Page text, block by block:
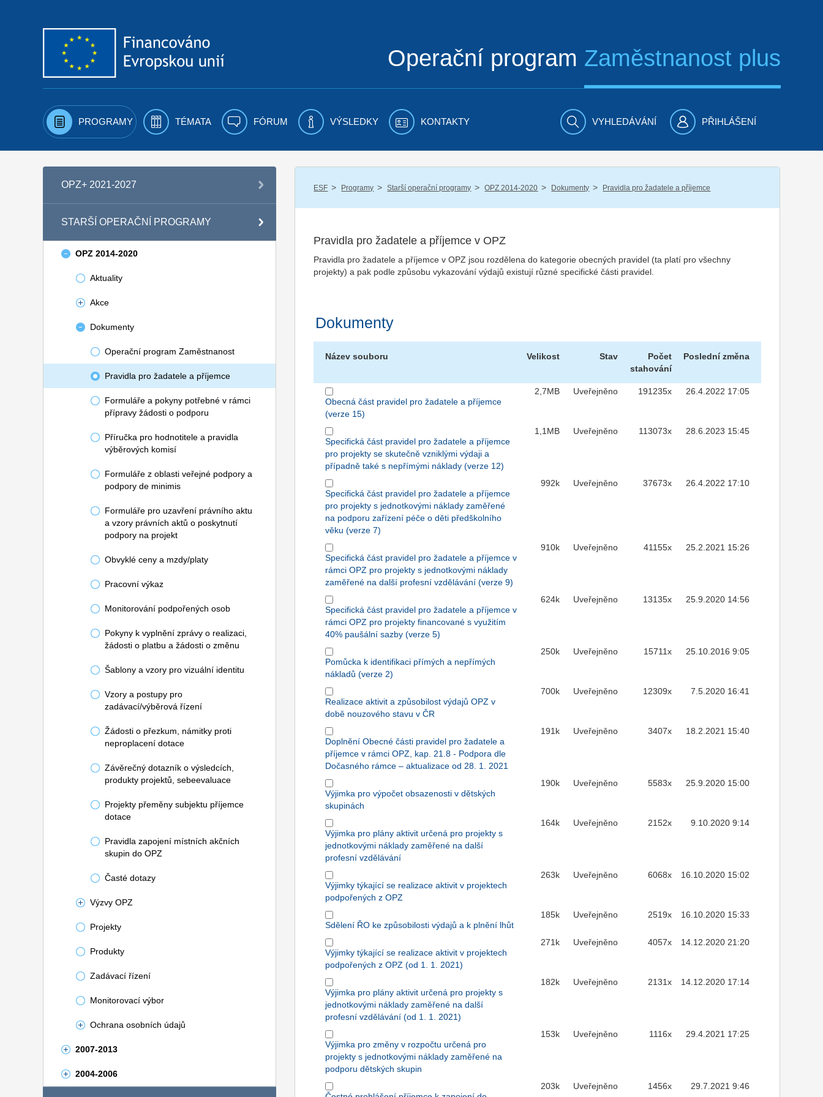
Operační program Zaměstnanost plus
PROGRAMY TÉMATA FÓRUM VÝSLEDKY KONTAKTY VYHLEDÁVÁNÍ PŘIHLÁŠENÍ
OPZ+ 2021-2027
STARŠÍ OPERAČNÍ PROGRAMY
OPZ 2014-2020
Aktuality
Akce
Dokumenty
Operační program Zaměstnanost
Pravidla pro žadatele a příjemce
Formuláře a pokyny potřebné v rámci
přípravy žádosti o podporu
Příručka pro hodnotitele a pravidla
výběrových komisí
Formuláře z oblasti veřejné podpory a
podpory de minimis
Formuláře pro uzavření právního aktu
a vzory právních aktů o poskytnutí
podpory na projekt
Obvyklé ceny a mzdy/platy
Pracovní výkaz
Monitorování podpořených osob
Pokyny k vyplnění zprávy o realizaci,
žádosti o platbu a žádosti o změnu
Šablony a vzory pro vizuální identitu
Vzory a postupy pro
zadávací/výběrová řízení
Žádosti o přezkum, námitky proti
neproplacení dotace
Závěrečný dotazník o výsledcích,
produkty projektů, sebeevaluace
Projekty přeměny subjektu příjemce
dotace
Pravidla zapojení místních akčních
skupin do OPZ
Časté dotazy
Výzvy OPZ
Projekty
Produkty
Zadávací řízení
Monitorovací výbor
Ochrana osobních údajů
2007-2013
2004-2006
ESF / Programy / Starší operační programy / OPZ 2014-2020 / Dokumenty / Pravidla pro žadatele a příjemce
Pravidla pro žadatele a příjemce v OPZ
Pravidla pro žadatele a příjemce v OPZ jsou rozdělena do kategorie obecných pravidel (ta platí pro všechny
projekty) a pak podle způsobu vykazování výdajů existují různé specifické části pravidel.
Dokumenty
Název souboru Velikost Stav
Počet
stahování
Poslední změna
Obecná část pravidel pro žadatele a příjemce
(verze 15)
2,7MB Uveřejněno 191235x 26.4.2022 17:05
Specifická část pravidel pro žadatele a příjemce
pro projekty se skutečně vzniklými výdaji a
případně také s nepřímými náklady (verze 12)
1,1MB Uveřejněno 113073x 28.6.2023 15:45
Specifická část pravidel pro žadatele a příjemce
pro projekty s jednotkovými náklady zaměřené
na podporu zařízení péče o děti předškolního
věku (verze 7)
992k Uveřejněno 37673x 26.4.2022 17:10
Specifická část pravidel pro žadatele a příjemce v
rámci OPZ pro projekty s jednotkovými náklady
zaměřené na další profesní vzdělávání (verze 9)
910k Uveřejněno 41155x 25.2.2021 15:26
Specifická část pravidel pro žadatele a příjemce v
rámci OPZ pro projekty financované s využitím
40% paušální sazby (verze 5)
624k Uveřejněno 13135x 25.9.2020 14:56
Pomůcka k identifikaci přímých a nepřímých
nákladů (verze 2)
250k Uveřejněno 15711x 25.10.2016 9:05
Realizace aktivit a způsobilost výdajů OPZ v
době nouzového stavu v ČR
700k Uveřejněno 12309x 7.5.2020 16:41
Doplnění Obecné části pravidel pro žadatele a
příjemce v rámci OPZ, kap. 21.8 - Podpora dle
Dočasného rámce – aktualizace od 28. 1. 2021
191k Uveřejněno 3407x 18.2.2021 15:40
Výjimka pro výpočet obsazenosti v dětských
skupinách
190k Uveřejněno 5583x 25.9.2020 15:00
Výjimka pro plány aktivit určená pro projekty s
jednotkovými náklady zaměřené na další
profesní vzdělávání
164k Uveřejněno 2152x 9.10.2020 9:14
Výjimky týkající se realizace aktivit v projektech
podpořených z OPZ
263k Uveřejněno 6068x 16.10.2020 15:02
Sdělení ŘO ke způsobilosti výdajů a k plnění lhůt
185k Uveřejněno 2519x 16.10.2020 15:33
Výjimky týkající se realizace aktivit v projektech
podpořených z OPZ (od 1. 1. 2021)
271k Uveřejněno 4057x 14.12.2020 21:20
Výjimka pro plány aktivit určená pro projekty s
jednotkovými náklady zaměřené na další
profesní vzdělávání (od 1. 1. 2021)
182k Uveřejněno 2131x 14.12.2020 17:14
Výjimka pro změny v rozpočtu určená pro
projekty s jednotkovými náklady zaměřené na
podporu dětských skupin
153k Uveřejněno 1116x 29.4.2021 17:25
203k Uveřejněno 1456x 29.7.2021 9:46